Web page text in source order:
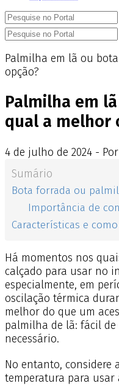
Palmilha em lã ou
opção?
Palmilha em
qual a melhor
4 de julho de 2024 -
Sumário
Bota forrada ou
Importância de
Características e
Há momentos nos
calçado para usar no
especialmente, em
oscilação térmica
melhor do que um
palmilha de lã: fácil de
necessário.
No entanto, considere
temperatura para usar